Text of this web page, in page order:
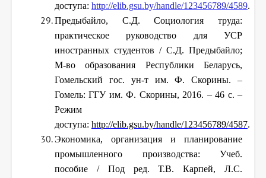
доступа: http://elib.gsu.by/handle/123456789/4589.
Предыбайло, С.Д. Социология труда:
практическое руководство для УСР
иностранных студентов / С.Д. Предыбайло;
М-во образования Республики Беларусь,
Гомельский гос. ун-т им. Ф. Скорины. –
Гомель: ГГУ им. Ф. Скорины, 2016. – 46 с. –
Режим
доступа: http://elib.gsu.by/handle/123456789/4587.
Экономика, организация и планирование
промышленного производства: Учеб.
пособие / Под ред. Т.В. Карпей, Л.С.